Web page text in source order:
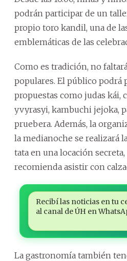
podrán participar de un
propio toro kandil, una de
emblemáticas de las
Como es tradición, no
populares. El público podrá
propuestas como judas kái,
yvyrasyi, kambuchi jejoka,
pruebera. Además, la
la medianoche se realizará
tata en una locación
recomienda asistir con
Recibí las noticias en tu
al canal de ÚH en
La gastronomía también